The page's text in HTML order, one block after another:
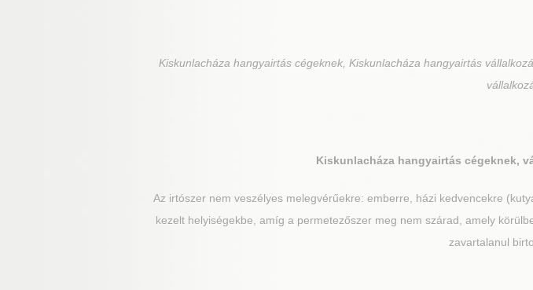
Kiskunlacháza hangyairtás cégeknek, Kiskunlacháza hangyairtás
Kiskunlacháza hangyairtás cégeknek,
Az irtószer nem veszélyes melegvérűekre: emberre, házi kedvencekre
kezelt helyiségekbe, amíg a permetezőszer meg nem szárad, amely
zavartalanul